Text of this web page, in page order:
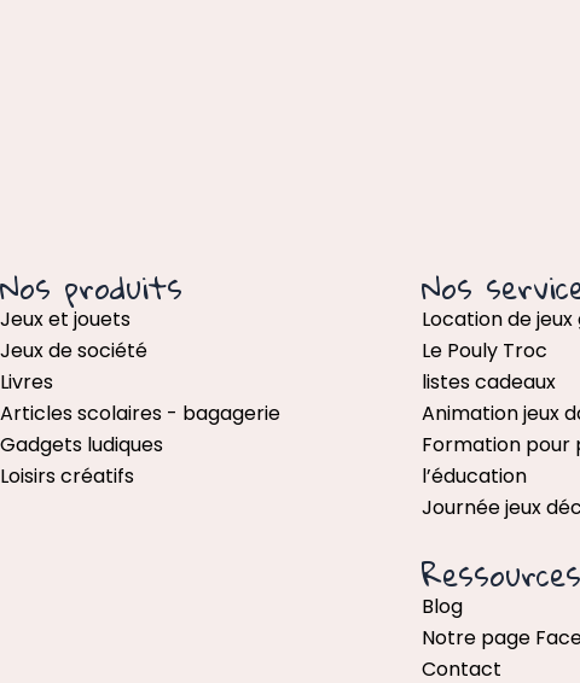
Nos produits
Jeux et jouets
Jeux de société
Livres
Articles scolaires - bagagerie
Gadgets ludiques
Loisirs créatifs
Nos
Location de
Le Pouly Troc
listes cadeaux
Animation jeux
Formation pour
l’éducation
Journée jeux
Ressources
Blog
Notre page
Contact